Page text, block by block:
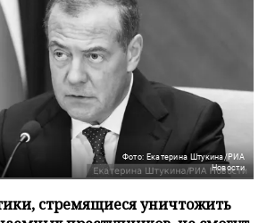
Фото: Екатерина Штукина/РИА
Новости
стремящиеся уничтожить